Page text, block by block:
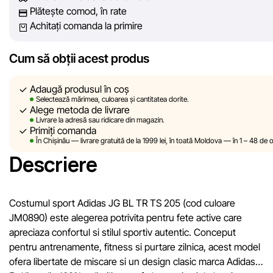
poate garanta acuratețea absolută a tuturor datelor afișate pe
din cauza unor posibile erori tehnice sau disfuncționalități. De
actualitatea informațiilor de pe resurse externe, către care pot
Sportlandia își rezervă dreptul de a modifica, în mod unilateral
fără notificare prealabilă, descrierile, caracteristicile și
produselor. Imaginile prezentate pe site sunt simulate și au un
caracter pur ilustrativ. Informațiile generale despre produse
oferite exclusiv în scop informativ.
cadourilor, plăților în rate și creditării pot fi modificate de către
compania Sportlandia în mod unilateral și fără notificare
Echipa noastră verifică și actualizează periodic informațiile de
site pentru a identifica și corecta prompt eventualele erori în
Plătește comod, în rate
Achitați comanda la primire
Cum să obții acest produs
Adaugă produsul în coș
Selectează mărimea, culoarea și cantitatea dorite.
Alege metoda de livrare
Livrare la adresă sau ridicare din magazin.
Primiți comanda
În Chișinău — livrare gratuită de la 1999 lei, în toată Moldova — în 1 – 48 de
Descriere
Costumul sport Adidas JG BL TR TS 205 (cod culoare
JM0890) este alegerea potrivita pentru fete active care
apreciaza confortul si stilul sportiv autentic. Conceput
pentru antrenamente, fitness si purtare zilnica, acest model
ofera libertate de miscare si un design clasic marca Adidas.